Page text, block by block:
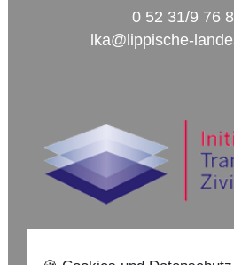
0 52 31/9 76
lka@lippische-